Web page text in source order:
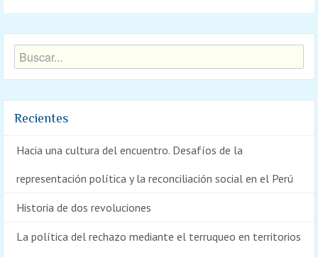
Recientes
Hacia una cultura del encuentro. Desafíos de la
representación política y la reconciliación social en el Perú
Historia de dos revoluciones
La política del rechazo mediante el terruqueo en territorios